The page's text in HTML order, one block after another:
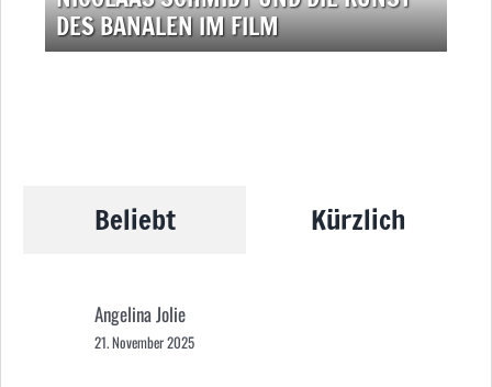
DES BANALEN IM FILM
Beliebt Kürzlich
Angelina Jolie
21. November 2025